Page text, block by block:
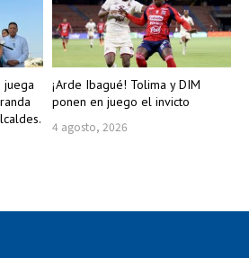
juega
¡Arde Ibagué! Tolima y DIM
ponen en juego el invicto
4 agosto, 2026